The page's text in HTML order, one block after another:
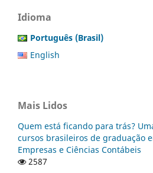
Idioma
Português (Brasil)
English
Mais Lidos
Quem está ficando para trás?
cursos brasileiros de graduação
Empresas e Ciências Contábeis
2587